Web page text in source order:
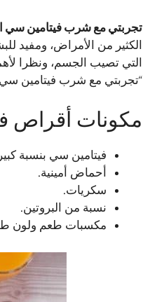
تجربتي مع شرب فيتامين سي
الكثير من الأمراض، ومفيد
التي تصيب الجسم، ونظرا
“تجربتي مع شرب فيتامين سي
مكونات أقراص
فيتامين سي بنسبة
أحماض أمينية.
سكريات.
نسبة من البروتين.
مكسبات طعم ولون